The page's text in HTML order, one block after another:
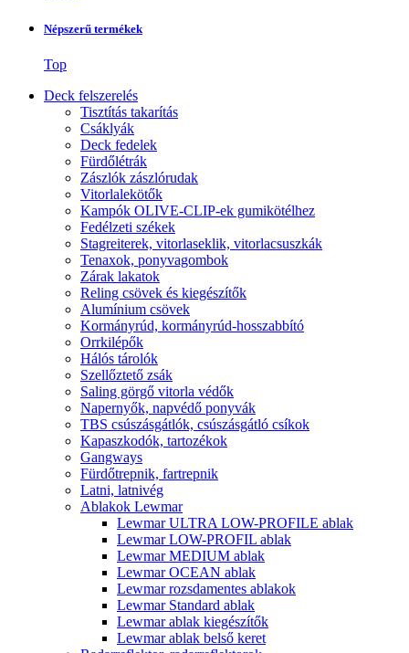
Népszerű termékek
Top
Deck felszerelés
Tisztítás takarítás
Csáklyák
Deck fedelek
Fürdőlétrák
Zászlók zászlórudak
Vitorlalekötők
Kampók OLIVE-CLIP-ek gumikötélhez
Fedélzeti székek
Stagreiterek, vitorlaseklik, vitorlacsuszkák
Tenaxok, ponyvagombok
Zárak lakatok
Reling csövek és kiegészítők
Alumínium csövek
Kormányrúd, kormányrúd-hosszabbító
Orrkilépők
Hálós tárolók
Szellőztető zsák
Saling görgő vitorla védők
Napernyők, napvédő ponyvák
TBS csúszásgátlók, csúszásgátló csíkok
Kapaszkodók, tartozékok
Gangways
Fürdőtrepnik, fartrepnik
Latni, latnivég
Ablakok Lewmar
Lewmar ULTRA LOW-PROFILE ablak
Lewmar LOW-PROFIL ablak
Lewmar MEDIUM ablak
Lewmar OCEAN ablak
Lewmar rozsdamentes ablakok
Lewmar Standard ablak
Lewmar ablak kiegészítők
Lewmar ablak belső keret